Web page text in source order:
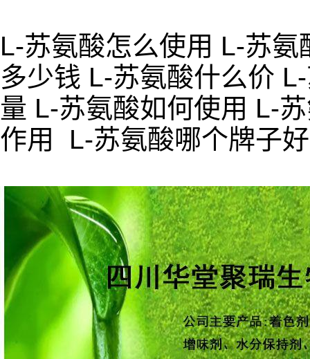
L-苏氨酸怎么使用 L-苏
多少钱 L-苏氨酸什么价
量 L-苏氨酸如何使用 L-
作用 L-苏氨酸哪个牌子好